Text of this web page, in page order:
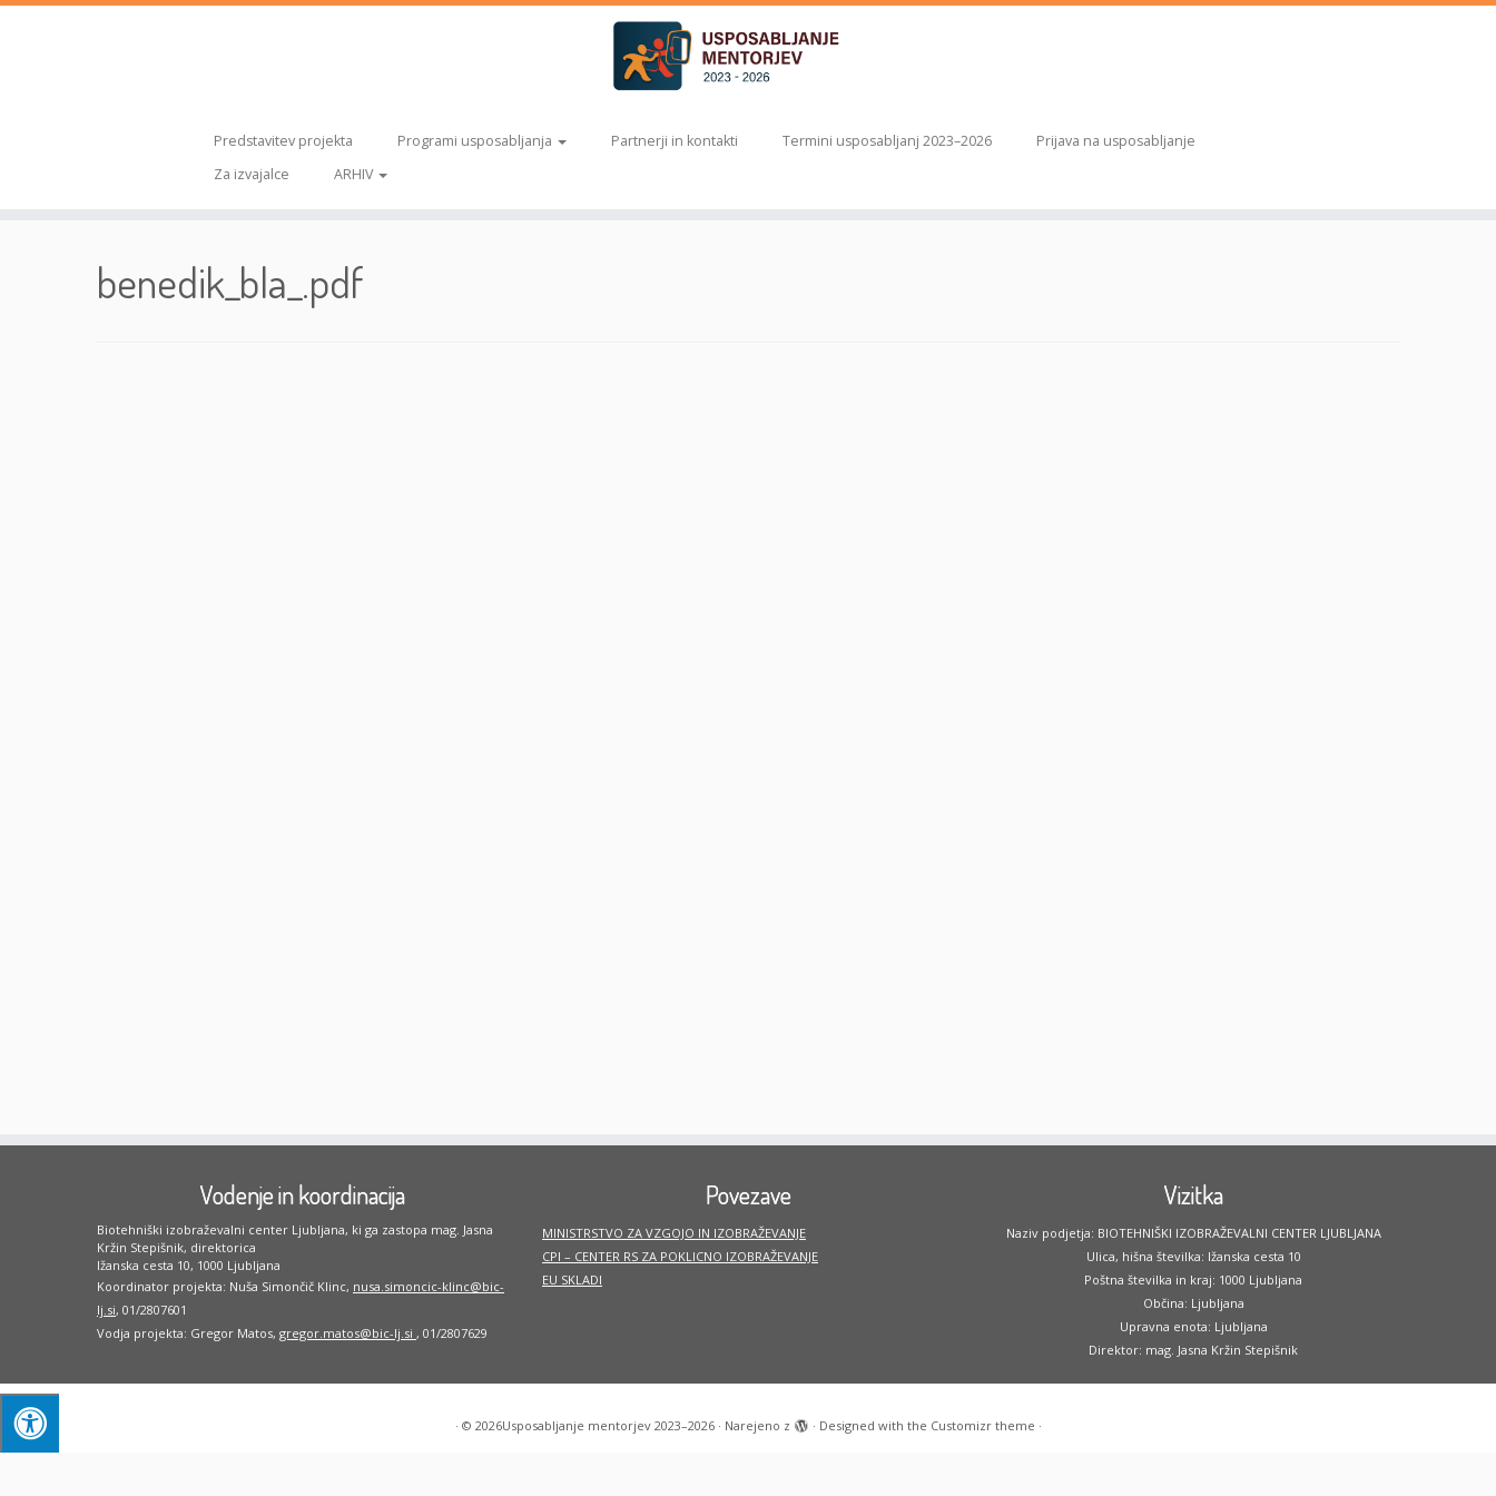
Predstavitev projekta Programi usposabljanja Partnerji in kontakti Termini usposabljanj 2023–2026
Prijava na usposabljanje
Za izvajalce
ARHIV
benedik_bla_.pdf
Vodenje in koordinacija
Biotehniški izobraževalni center Ljubljana, ki ga zastopa mag. Jasna
Kržin Stepišnik, direktorica
Ižanska cesta 10, 1000 Ljubljana
Koordinator projekta: Nuša Simončič Klinc, nusa.simoncic-klinc@bic-
lj.si, 01/2807601
Vodja projekta: Gregor Matos, gregor.matos@bic-lj.si , 01/2807629
Povezave
MINISTRSTVO ZA VZGOJO IN IZOBRAŽEVANJE
CPI – CENTER RS ZA POKLICNO IZOBRAŽEVANJE
EU SKLADI
Vizitka
Naziv podjetja: BIOTEHNIŠKI IZOBRAŽEVALNI CENTER LJUBLJANA
Ulica, hišna številka: Ižanska cesta 10
Poštna številka in kraj: 1000 Ljubljana
Občina: Ljubljana
Upravna enota: Ljubljana
Direktor: mag. Jasna Kržin Stepišnik
· © 2026Usposabljanje mentorjev 2023–2026· Narejeno z · Designed with the Customizr theme ·